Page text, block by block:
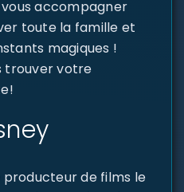
accompagner
toute la famille et
magiques !
trouver votre
producteur de films le